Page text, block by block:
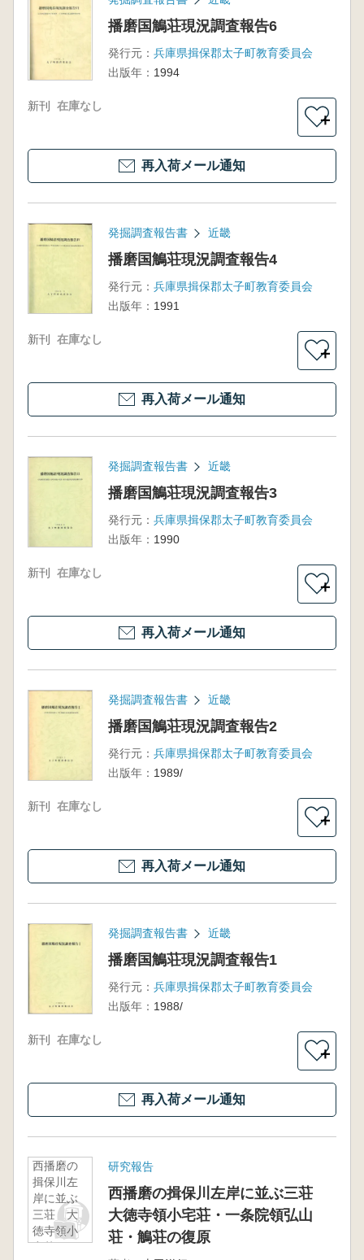
播磨国鵤荘現況調査報告6
発行元： 兵庫県揖保郡太子町教育委員会
出版年： 1994
新刊 在庫なし
＋
再入荷メール通知
発掘調査報告書 近畿
播磨国鵤荘現況調査報告4
発行元： 兵庫県揖保郡太子町教育委員会
出版年： 1991
新刊 在庫なし
＋
再入荷メール通知
発掘調査報告書 近畿
播磨国鵤荘現況調査報告3
発行元： 兵庫県揖保郡太子町教育委員会
出版年： 1990
新刊 在庫なし
＋
再入荷メール通知
発掘調査報告書 近畿
播磨国鵤荘現況調査報告2
発行元： 兵庫県揖保郡太子町教育委員会
出版年： 1989/
新刊 在庫なし
＋
再入荷メール通知
発掘調査報告書 近畿
播磨国鵤荘現況調査報告1
発行元： 兵庫県揖保郡太子町教育委員会
出版年： 1988/
新刊 在庫なし
＋
再入荷メール通知
西播磨の
揖保川左
岸に並ぶ
三荘 大
徳寺領小
宅荘・一
研究報告
西播磨の揖保川左岸に並ぶ三荘
大徳寺領小宅荘・一条院領弘山
荘・鵤荘の復原